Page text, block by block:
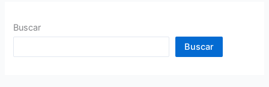
Buscar
Buscar